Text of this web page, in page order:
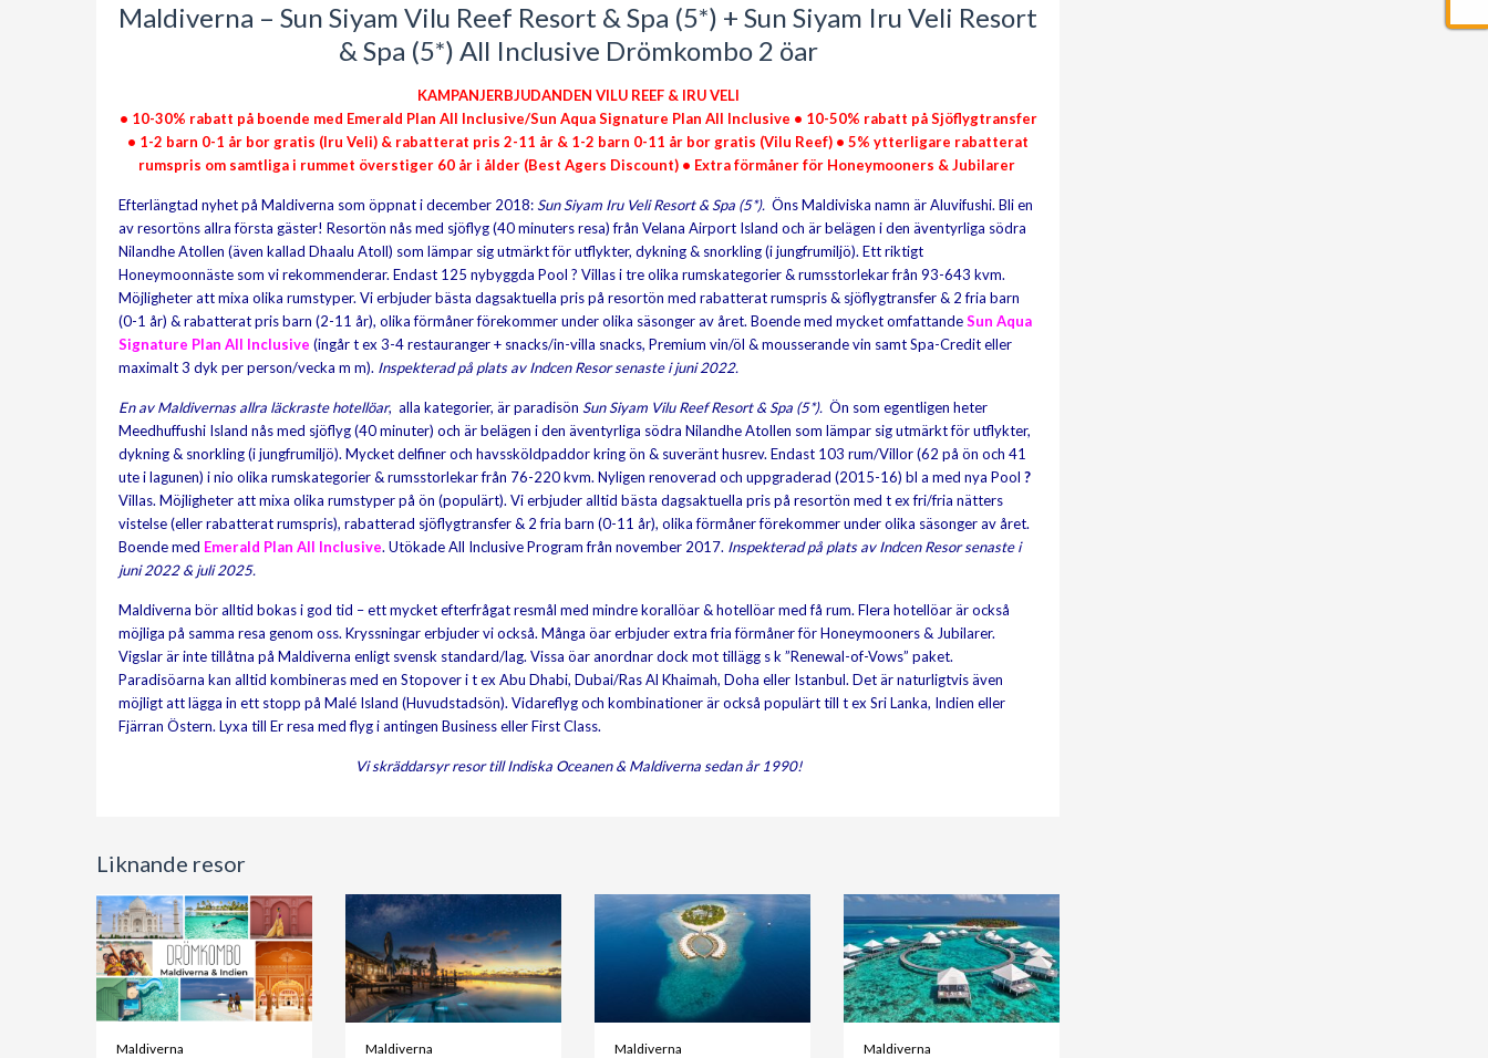
Maldiverna – Sun Siyam Vilu Reef Resort & Spa (5*) + Sun Siyam Iru Veli Resort
& Spa (5*) All Inclusive Drömkombo 2 öar
KAMPANJERBJUDANDEN VILU REEF & IRU VELI
• 10-30% rabatt på boende med Emerald Plan All Inclusive/Sun Aqua Signature Plan All Inclusive • 10-50% rabatt på Sjöflygtransfer
• 1-2 barn 0-1 år bor gratis (Iru Veli) & rabatterat pris 2-11 år & 1-2 barn 0-11 år bor gratis (Vilu Reef) • 5% ytterligare rabatterat
rumspris om samtliga i rummet överstiger 60 år i ålder (Best Agers Discount) • Extra förmåner för Honeymooners & Jubilarer
Efterlängtad nyhet på Maldiverna som öppnat i december 2018:Sun Siyam Iru Veli Resort & Spa (5*). Öns Maldiviska namn är Aluvifushi. Bli en
av resortöns allra första gäster! Resortön nås med sjöflyg (40 minuters resa) från Velana Airport Island och är belägen i den äventyrliga södra
Nilandhe Atollen (även kallad Dhaalu Atoll) som lämpar sig utmärkt för utflykter, dykning & snorkling (i jungfrumiljö). Ett riktigt
Honeymoonnäste som vi rekommenderar. Endast 125 nybyggda Pool ? Villas i tre olika rumskategorier & rumsstorlekar från 93-643 kvm.
Möjligheter att mixa olika rumstyper. Vi erbjuder bästa dagsaktuella pris på resortön med rabatterat rumspris & sjöflygtransfer & 2 fria barn
(0-1 år) & rabatterat pris barn (2-11 år), olika förmåner förekommer under olika säsonger av året. Boende med mycket omfattandeSun Aqua
Signature Plan All Inclusive (ingår t ex 3-4 restauranger + snacks/in-villa snacks, Premium vin/öl & mousserande vin samt Spa-Credit eller
maximalt 3 dyk per person/vecka m m). Inspekterad på plats av Indcen Resor senaste i juni 2022.
En av Maldivernas allra läckraste hotellöar, alla kategorier, är paradisön Sun Siyam Vilu Reef Resort & Spa (5*). Ön som egentligen heter
Meedhuffushi Island nås med sjöflyg (40 minuter) och är belägen i den äventyrliga södra Nilandhe Atollen som lämpar sig utmärkt för utflykter,
dykning & snorkling (i jungfrumiljö). Mycket delfiner och havssköldpaddor kring ön & suveränt husrev. Endast 103 rum/Villor (62 på ön och 41
ute i lagunen) i nio olika rumskategorier & rumsstorlekar från 76-220 kvm. Nyligen renoverad och uppgraderad (2015-16) bl a med nya Pool ?
Villas. Möjligheter att mixa olika rumstyper på ön (populärt). Vi erbjuder alltid bästa dagsaktuella pris på resortön med t ex fri/fria nätters
vistelse (eller rabatterat rumspris), rabatterad sjöflygtransfer & 2 fria barn (0-11 år), olika förmåner förekommer under olika säsonger av året.
Boende med Emerald Plan All Inclusive. Utökade All Inclusive Program från november 2017. Inspekterad på plats av Indcen Resor senaste i
juni 2022 & juli 2025.
Maldiverna bör alltid bokas i god tid – ett mycket efterfrågat resmål med mindre korallöar & hotellöar med få rum. Flera hotellöar är också
möjliga på samma resa genom oss. Kryssningar erbjuder vi också. Många öar erbjuder extra fria förmåner för Honeymooners & Jubilarer.
Vigslar är inte tillåtna på Maldiverna enligt svensk standard/lag. Vissa öar anordnar dock mot tillägg s k ”Renewal-of-Vows” paket.
Paradisöarna kan alltid kombineras med en Stopover i t ex Abu Dhabi, Dubai/Ras Al Khaimah, Doha eller Istanbul. Det är naturligtvis även
möjligt att lägga in ett stopp på Malé Island (Huvudstadsön). Vidareflyg och kombinationer är också populärt till t ex Sri Lanka, Indien eller
Fjärran Östern. Lyxa till Er resa med flyg i antingen Business eller First Class.
Vi skräddarsyr resor till Indiska Oceanen & Maldiverna sedan år 1990!
Liknande resor
Maldiverna Maldiverna Maldiverna Maldiverna